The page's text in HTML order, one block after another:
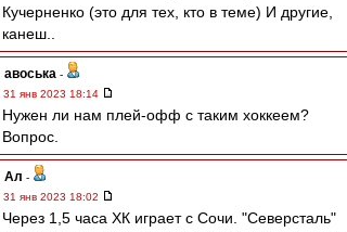
Кучерненко (это для тех, кто в теме) И другие,
канеш..
авоська -
31 янв 2023 18:14
Нужен ли нам плей-офф с таким хоккеем?
Вопрос.
Ал -
31 янв 2023 18:02
Через 1,5 часа ХК играет с Сочи. "Северсталь"